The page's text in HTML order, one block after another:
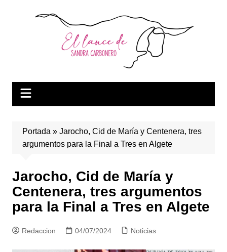
Portada » Jarocho, Cid de María y Centenera, tres
argumentos para la Final a Tres en Algete
Jarocho, Cid de María y
Centenera, tres argumentos
para la Final a Tres en Algete
Redaccion 04/07/2024 Noticias